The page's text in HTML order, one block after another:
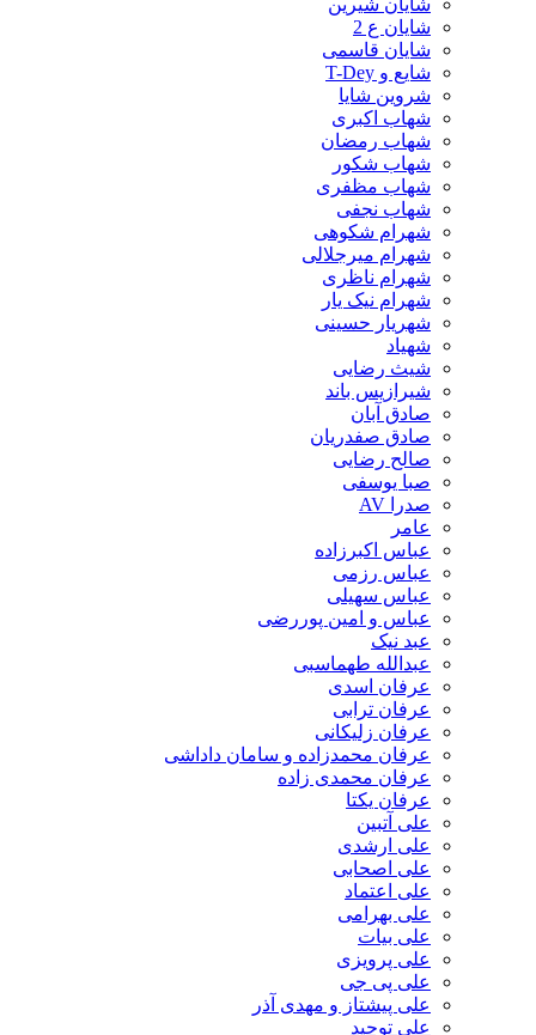
شایان ع 2
شایان قاسمی
شایع و T-Dey
شروین شایا
شهاب اکبری
شهاب رمضان
شهاب شکور
شهاب مظفری
شهاب نجفی
شهرام شکوهی
شهرام میرجلالی
شهرام ناظری
شهرام نیک یار
شهریار حسینی
شیث رضایی
شیرازیس باند
صادق آبان
صادق صفدریان
صالح رضایی
صبا یوسفی
عباس اکبرزاده
عباس رزمی
عباس سهیلی
عباس و امین پوررضی
عبد نیک
عبدالله طهماسبی‎
عرفان اسدی
عرفان ترابی
عرفان زلیکانی
عرفان محمدزاده و سامان داداشی
عرفان محمدی زاده
عرفان یکتا
علی آتبین
علی ارشدی
علی اصحابی
علی اعتماد
علی بهرامی
علی بیات
علی پرویزی
علی پی جی
علی پیشتاز و مهدی آذر
علی توحید